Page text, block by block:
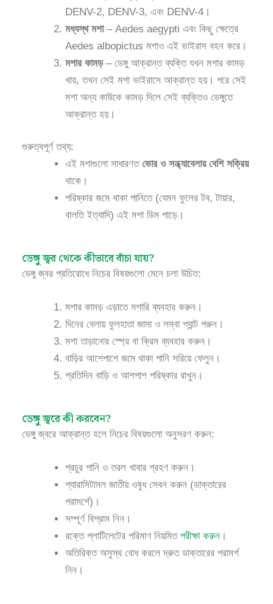
DENV-2, DENV-3, এবং DENV-4।
মধ্যস্থ মশা– Aedes aegypti এবং কিছু ক্ষেত্রে
Aedes albopictus মশাও এই ভাইরাস বহন করে।
মশার কামড়– ডেঙ্গু আক্রান্ত ব্যক্তি যখন মশার কামড়
খায়, তখন সেই মশা ভাইরাসে আক্রান্ত হয়। পরে সেই
মশা অন্য কাউকে কামড় দিলে সেই ব্যক্তিও ডেঙ্গুতে
আক্রান্ত হয়।
গুরুত্বপূর্ণ তথ্য:
এই মশাগুলো সাধারণতভোর ও সন্ধ্যাবেলায় বেশি সক্রিয়
থাকে।
পরিষ্কার জমে থাকা পানিতে (যেমন ফুলের টব, টায়ার,
বালতি ইত্যাদি) এই মশা ডিম পাড়ে।
ডেঙ্গু জ্বর থেকে কীভাবে বাঁচা যায়?
ডেঙ্গু জ্বর প্রতিরোধে নিচের বিষয়গুলো মেনে চলা উচিত:
মশার কামড় এড়াতে মশারি ব্যবহার করুন।
দিনের বেলায় ফুলহাতা জামা ও লম্বা প্যান্ট পরুন।
মশা তাড়ানোর স্প্রে বা ক্রিম ব্যবহার করুন।
বাড়ির আশেপাশে জমে থাকা পানি সরিয়ে ফেলুন।
প্রতিদিন বাড়ি ও আশপাশ পরিষ্কার রাখুন।
ডেঙ্গু জ্বরে কী করবেন?
ডেঙ্গু জ্বরে আক্রান্ত হলে নিচের বিষয়গুলো অনুসরণ করুন:
প্রচুর পানি ও তরল খাবার গ্রহণ করুন।
প্যারাসিটামল জাতীয় ওষুধ সেবন করুন (ডাক্তারের
পরামর্শে)।
সম্পূর্ণ বিশ্রাম নিন।
রক্তে প্লাটিলেটের পরিমাণ নিয়মিতপরীক্ষা করুন ।
অতিরিক্ত অসুস্থ বোধ করলে দ্রুত ডাক্তারের পরামর্শ
নিন।